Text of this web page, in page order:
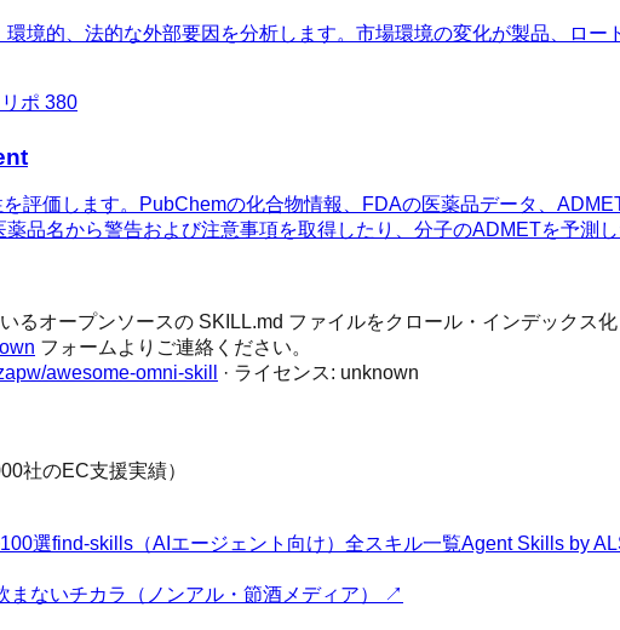
境的、法的な外部要因を分析します。市場環境の変化が製品、ロ
リポ 380
評価します。PubChemの化合物情報、FDAの医薬品データ、
品名から警告および注意事項を取得したり、分子のADMETを予
るオープンソースの SKILL.md ファイルをクロール・インデックス
フォームよりご連絡ください。
awesome-omni-skill · ライセンス: unknown
社のEC支援実績）
選find-skills（AIエージェント向け） 全スキル一覧Agent Skills by
まないチカラ（ノンアル・節酒メディア） ↗